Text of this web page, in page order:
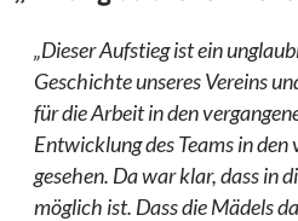
„Dieser Aufstieg ist ein
Geschichte unseres Vereins
für die Arbeit in den
Entwicklung des Teams in den
gesehen. Da war klar, dass in
möglich ist. Dass die Mädels